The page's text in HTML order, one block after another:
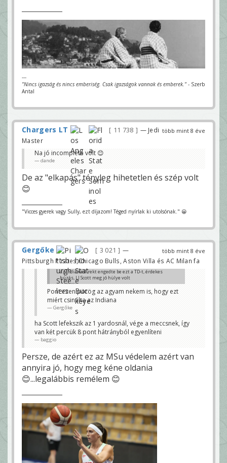
---
"Nincs igazság és nincs emberiség. Csak igazságok vannak és emberek." - Szerb
Antal
több mint 8 éve
Chargers LT 11 738
— Jedi
Master
Na jó incomplete volt 😊
dande
De az "elkapás" tényleg hihetetlen és szép volt
😊
"Vicces gyerek vagy Sully, ezt díjazom! Téged nyírlak ki utolsónak." 😀
több mint 8 éve
Gergőke 3 021
—
Pittsburgh Pirates,Chicago Bulls, Aston Villa és AC Milan fa
az Indiana direkt engedte be ezt a TD-t, érdekes
húzás, LJ Scott meg jó hülye volt
baggio
Pont ezen pörög az agyam nekem is, hogy ezt
miért csinálta az Indiana
Gergőke
ha Scott lefekszik az 1 yardosnál, vége a meccsnek, így
van két percük 8 pont hátrányból egyenlíteni
baggio
Persze, de azért ez az MSu védelem azért van
annyira jó, hogy meg kéne oldania
😊...legalábbis remélem 😊